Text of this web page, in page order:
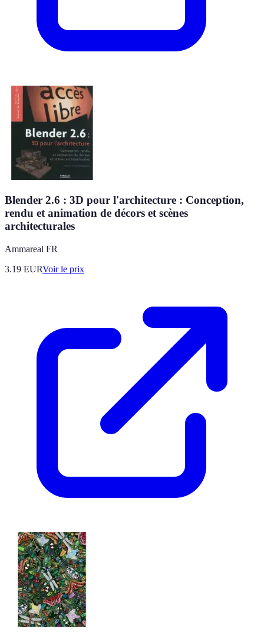
Blender 2.6 : 3D pour l'architecture : Conception,
rendu et animation de décors et scènes
architecturales
Ammareal FR
3.19 EURVoir le prix